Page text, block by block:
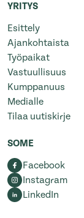
YRITYS
Esittely
Ajankohtaista
Työpaikat
Vastuullisuus
Kumppanuus
Medialle
Tilaa uutiskirje
SOME
Facebook
Instagram
LinkedIn